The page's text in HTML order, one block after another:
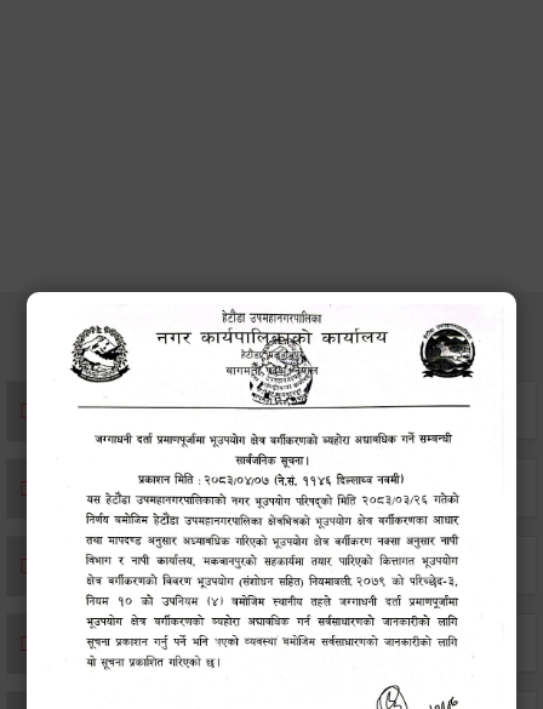
सेवाहरु
संस्था दर्ता सिफारिस
एकिकृत सम्पत्ति कर/घर जग्गा कर
विवाह दर्ता
सम्बन्ध विच्छेद दर्ता